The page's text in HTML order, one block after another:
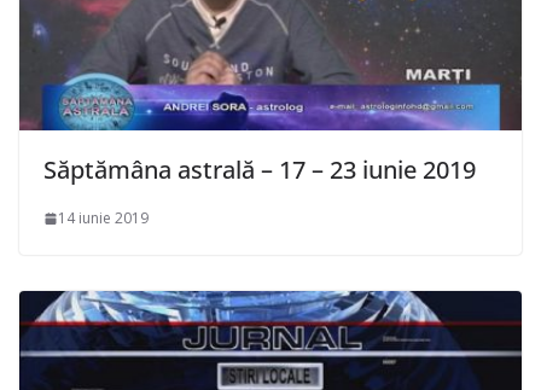
Săptămâna astrală – 17 – 23 iunie 2019
14 iunie 2019